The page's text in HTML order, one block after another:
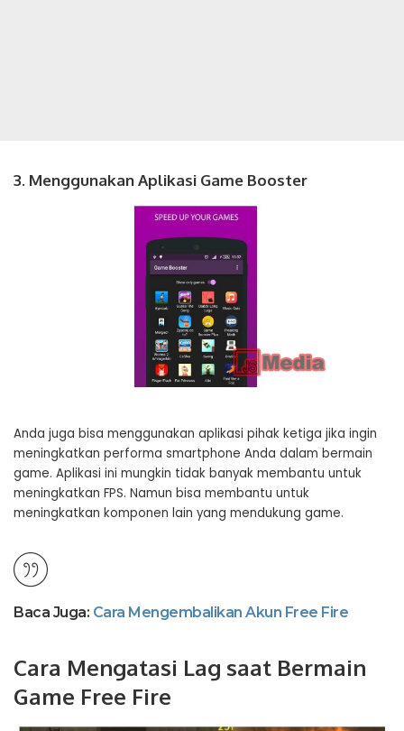
3. Menggunakan Aplikasi Game Booster
Anda juga bisa menggunakan aplikasi pihak ketiga jika ingin
meningkatkan performa smartphone Anda dalam bermain
game. Aplikasi ini mungkin tidak banyak membantu untuk
meningkatkan FPS. Namun bisa membantu untuk
meningkatkan komponen lain yang mendukung game.
Baca Juga: Cara Mengembalikan Akun Free Fire
Cara Mengatasi Lag saat Bermain
Game Free Fire